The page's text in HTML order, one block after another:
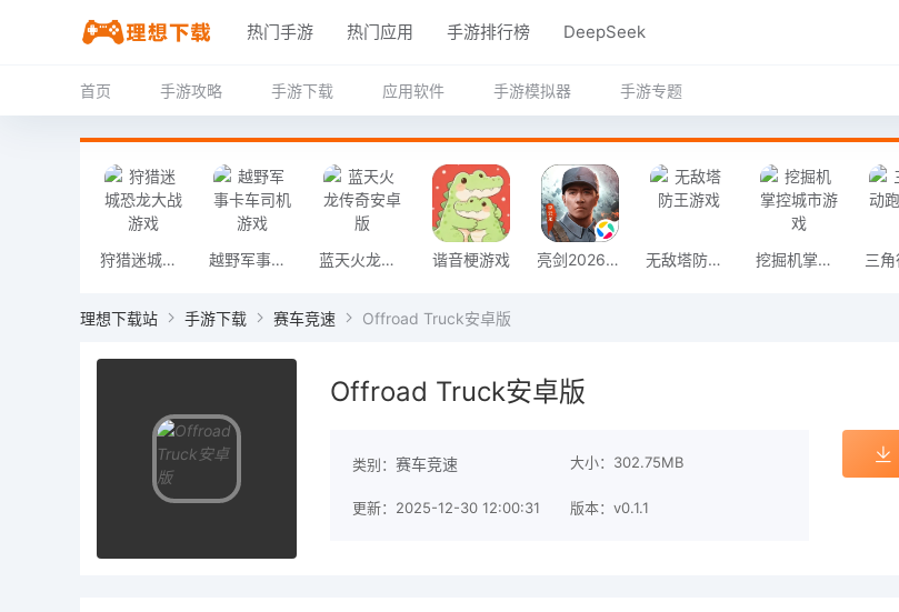
热门手游 热门应用 手游排行榜 DeepSeek
首页 手游攻略 手游下载 应用软件 手游模拟器 手游专题
狩猎迷城恐龙大战游戏 越野军事卡车司机游戏 蓝天火龙传奇安卓版 谐音梗游戏 亮剑2026官方版 无敌塔防王游戏 挖掘机掌控城市游戏
理想下载站 手游下载 赛车竞速 Offroad Truck安卓版
Offroad Truck安卓版
类别： 赛车竞速 大小：302.75MB
更新：2025-12-30 12:00:31 版本：v0.1.1